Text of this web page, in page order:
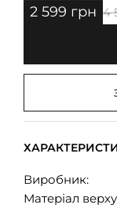
2 599 грн 4
Виробник:
Матеріал верху